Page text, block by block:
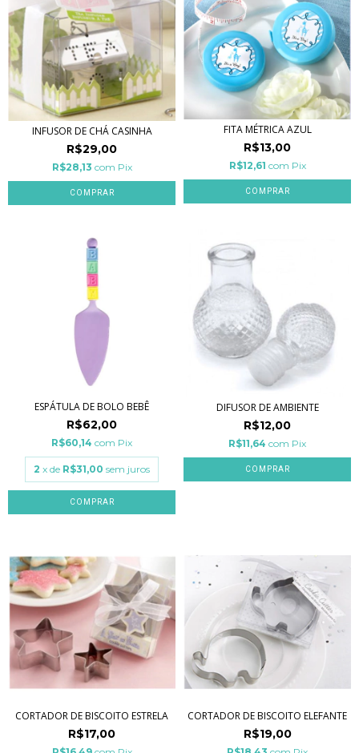
INFUSOR DE CHÁ CASINHA
R$29,00
R$28,13 com Pix
FITA MÉTRICA AZUL
R$13,00
R$12,61 com Pix
ESPÁTULA DE BOLO BEBÊ
R$62,00
R$60,14 com Pix
2 x de R$31,00 sem juros
DIFUSOR DE AMBIENTE
R$12,00
R$11,64 com Pix
CORTADOR DE BISCOITO ESTRELA
R$17,00
CORTADOR DE BISCOITO ELEFANTE
R$19,00